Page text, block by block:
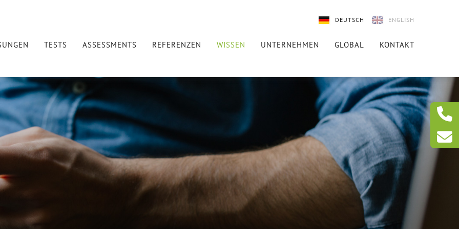
DEUTSCH ENGLISH
TESTS ASSESSMENTS REFERENZEN WISSEN UNTERNEHMEN GLOBAL KONTAKT